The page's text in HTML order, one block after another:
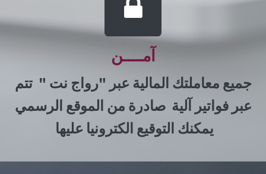
آمــــن
جميع معاملتك المالية عبر "رواج نت " تتم
عبر فواتير آلية صادرة من الموقع الرسمي
يمكنك التوقيع الكترونيا عليها